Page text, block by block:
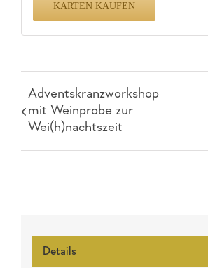
KARTEN KAUFEN
Adventskranzworkshop
mit Weinprobe zur
Wei(h)nachtszeit
Details